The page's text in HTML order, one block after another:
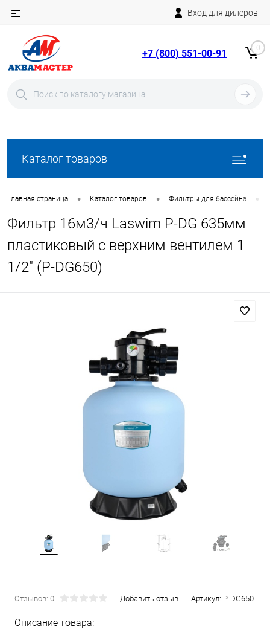
Вход для дилеров
+7 (800) 551-00-91 0
Каталог товаров
Главная страница • Каталог товаров • Фильтры для бассейна •
Фильтр 16м3/ч Laswim P-DG 635мм
пластиковый с верхним вентилем 1
1/2" (P-DG650)
Отзывов: 0 Добавить отзыв Артикул: P-DG650
Описание товара: